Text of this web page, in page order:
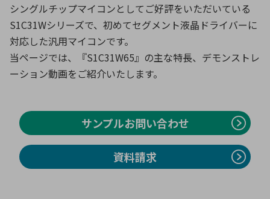
シミュレーター
環境構築・開発システム
半導体・電子部品小ロット
シングルチップマイコンとしてご好評をいただいている
S1C31Wシリーズで、初めてセグメント液晶ドライバーに
対応した汎用マイコンです。
当ページでは、『S1C31W65』の主な特長、デモンストレ
ーション動画をご紹介いたします。
サンプルお問い合わせ
資料請求